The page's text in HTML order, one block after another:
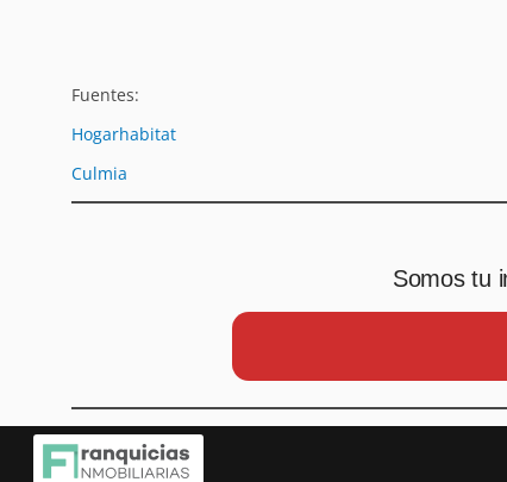
Fuentes:
Hogarhabitat
Culmia
Somos tu